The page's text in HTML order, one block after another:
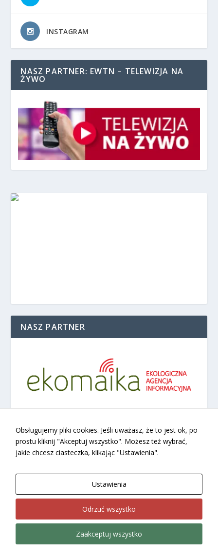
INSTAGRAM
NASZ PARTNER: EWTN – TELEWIZJA NA
ŻYWO
NASZ PARTNER
ARCHE TRAVEL
Obsługujemy pliki cookies. Jeśli uważasz, że to jest ok, po
prostu kliknij "Akceptuj wszystko". Możesz też wybrać,
jakie chcesz ciasteczka, klikając "Ustawienia".
Ustawienia
Odrzuć wszystko
Zaakceptuj wszystko